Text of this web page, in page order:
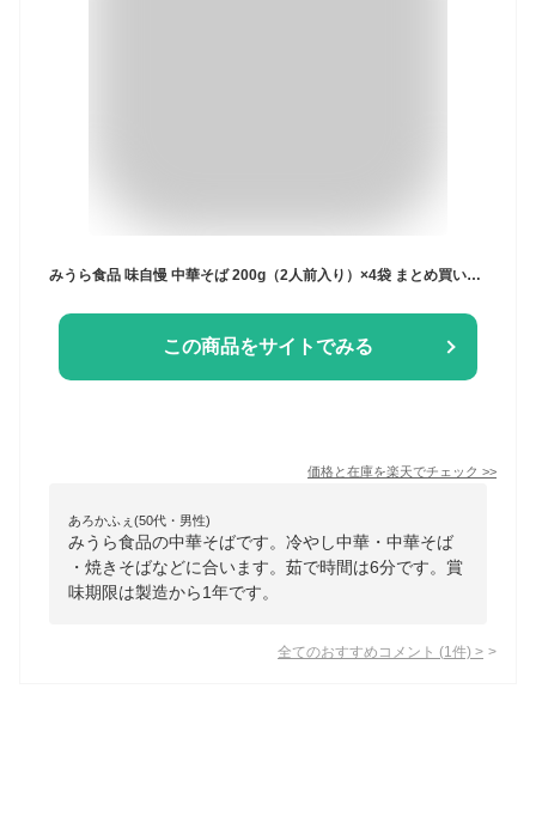
みうら食品 味自慢 中華そば 200g（2人前入り）×4袋 まとめ買いセット 【メール便送料無料】
この商品をサイトでみる
価格と在庫を楽天でチェック >>
あろかふぇ(50代・男性)
みうら食品の中華そばです。冷やし中華・中華そば
・焼きそばなどに合います。茹で時間は6分です。賞
味期限は製造から1年です。
全てのおすすめコメント (1 件) >